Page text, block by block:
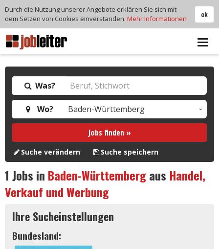
Was?
Wo?
Jobs finden »
Suche verändern Suche speichern
1 Jobs in Baden-Württembergaus Handel,
Verkauf und Werbung
Ihre Sucheinstellungen
Bundesland:
ok
Durch die Nutzung unserer Angebote erklären Sie sich mit
dem Setzen von Cookies einverstanden. Mehr Informationen